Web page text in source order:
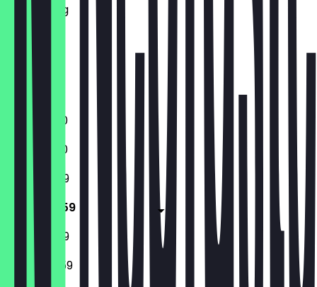
Donderdag
Vrijdag
Zaterdag
Zondag
Gesloten
11:00 - 18:00
11:00 - 18:00
11:00 - 23:59
11:00 - 23:59
11:00 - 23:59
18:00 - 23:59